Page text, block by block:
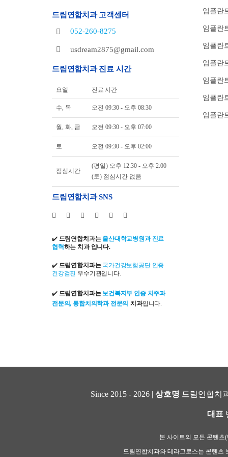
드림연합치과 고객센터
052-260-8275
usdream2875@gmail.com
드림연합치과 진료 시간
요일 진료 시간
수, 목 오전 09:30 - 오후 08:30
월, 화, 금 오전 09:30 - 오후 07:00
토 오전 09:30 - 오후 02:00
점심시간
(평일) 오후 12:30 - 오후 2:00
(토) 점심시간 없음
드림연합치과 SNS
✔️ 드림연합치과는 울산대학교병원과 진료
협력하는 치과 입니다.
✔️ 드림연합치과는 국가건강보험공단 인증
건강검진 우수기관입니다.
✔️ 드림연합치과는 보건복지부 인증 치주과
전문의, 통합치의학과 전문의 치과입니다.
임플란
임플란
임플란
임플란
임플란
임플란
임플란
Since 2015 - 2026 | 상호명 드림연합치
대표
본 사이트의 모든 콘텐츠
드림연합치과와 테라그로스는 콘텐츠